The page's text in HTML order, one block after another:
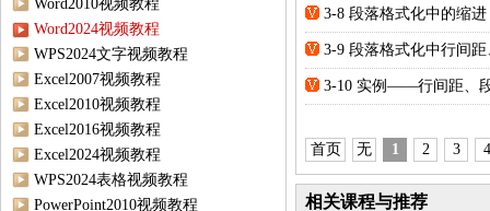
Word2010视频教程
Word2024视频教程
WPS2024文字视频教程
Excel2007视频教程
Excel2010视频教程
Excel2016视频教程
Excel2024视频教程
WPS2024表格视频教程
PowerPoint2010视频教程
3-8 段落格式化中的缩进
3-9 段落格式化中行间
3-10 实例——行间距、
首页 无 1 2 3 4
相关课程与推荐